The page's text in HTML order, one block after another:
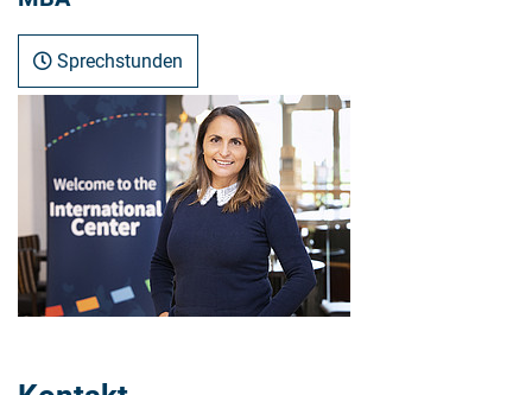
Sprechstunden